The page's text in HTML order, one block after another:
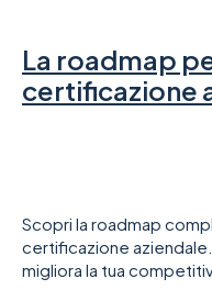
La roadmap
certificazione
Scopri la roadmap
certificazione
migliora la tua